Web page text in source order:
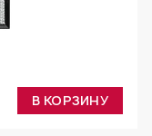
В КОРЗИНУ